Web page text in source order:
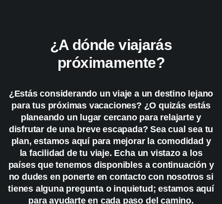
¿A dónde viajarás
próximamente?
¿Estás considerando un viaje a un destino lejano
para tus próximas vacaciones? ¿O quizás estás
planeando un lugar cercano para relajarte y
disfrutar de una breve escapada? Sea cual sea tu
plan, estamos aquí para mejorar la comodidad y
la facilidad de tu viaje. Echa un vistazo a los
países que tenemos disponibles a continuación y
no dudes en ponerte en contacto con nosotros si
tienes alguna pregunta o inquietud; estamos aquí
para ayudarte en cada paso del camino.